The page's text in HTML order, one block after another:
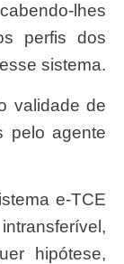
lhes
perfis dos
sistema.
pelo agente
hipótese,